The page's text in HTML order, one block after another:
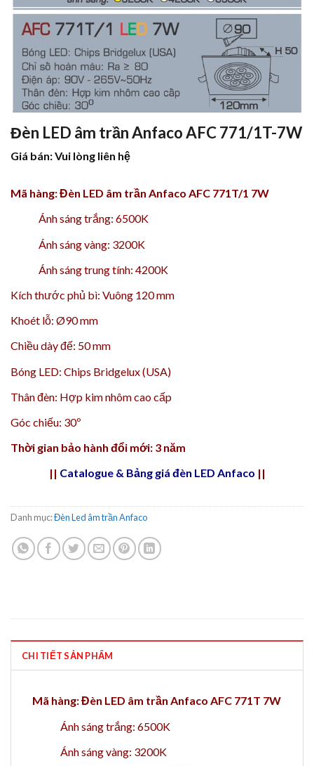
Đèn LED âm trần Anfaco AFC 771/1T-7W
Giá bán: Vui lòng liên hệ
Mã hàng: Đèn LED âm trần Anfaco AFC 771T/1 7W
Ánh sáng trắng: 6500K
Ánh sáng vàng: 3200K
Ánh sáng trung tính: 4200K
Kích thước phủ bì: Vuông 120 mm
Khoét lỗ: Ø90 mm
Chiều dày đế: 50 mm
Bóng LED: Chips Bridgelux (USA)
Thân đèn: Hợp kim nhôm cao cấp
Góc chiếu: 30º
Thời gian bảo hành đổi mới: 3 năm
|| Catalogue & Bảng giá đèn LED Anfaco ||
Danh mục:Đèn Led âm trần Anfaco
CHI TIẾT SẢN PHẨM
Mã hàng: Đèn LED âm trần Anfaco AFC 771T 7W
Ánh sáng trắng: 6500K
Ánh sáng vàng: 3200K